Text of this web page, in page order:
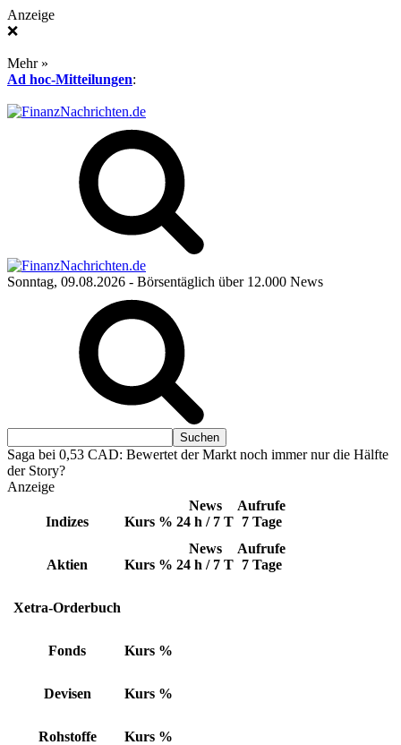
Anzeige
❌
Mehr »
Ad hoc-Mitteilungen:
Sonntag, 09.08.2026 - Börsentäglich über 12.000 News
Saga bei 0,53 CAD: Bewertet der Markt noch immer nur die Hälfte
der Story?
Anzeige
Indizes Kurs %
News
24 h / 7 T
Aufrufe
7 Tage
Aktien Kurs %
News
24 h / 7 T
Aufrufe
7 Tage
Xetra-Orderbuch
Fonds Kurs %
Devisen Kurs %
Rohstoffe Kurs %